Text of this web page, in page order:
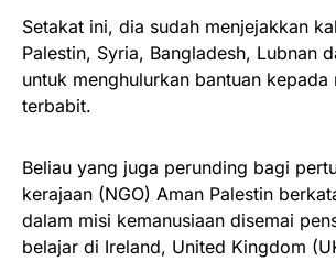
Setakat ini, dia sudah menjejakkan
Palestin, Syria, Bangladesh, Lubnan
untuk menghulurkan bantuan
terbabit.
Beliau yang juga perunding bagi
kerajaan (NGO) Aman Palestin
dalam misi kemanusiaan disemai
belajar di Ireland, United Kingdom